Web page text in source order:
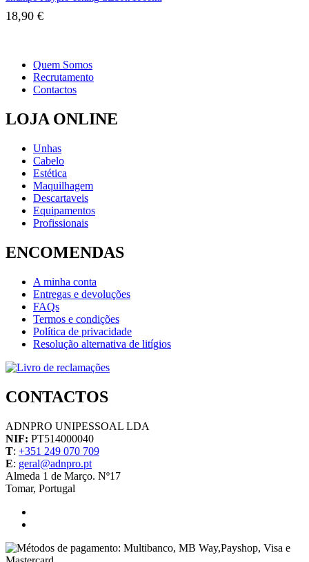
18,90 €
Quem Somos
Recrutamento
Contactos
LOJA ONLINE
Unhas
Cabelo
Estética
Maquilhagem
Descartaveis
Equipamentos
Profissionais
ENCOMENDAS
A minha conta
Entregas e devoluções
FAQs
Termos e condições
Política de privacidade
Resolução alternativa de litígios
CONTACTOS
ADNPRO UNIPESSOAL LDA
NIF: PT514000040
T: +351 249 070 709
E: geral@adnpro.pt
Almeda 1 de Março. Nº17
Tomar, Portugal